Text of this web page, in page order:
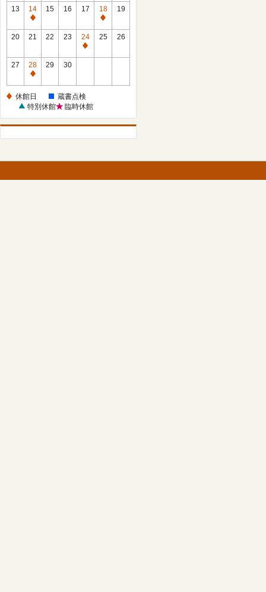
館
日
13
14
休
館
15 16 17
18
休
館
19
20 21 22 23
24
休
25 26
27
28
休
日
29 30
休館日
蔵書点検
特別休館
臨時休館